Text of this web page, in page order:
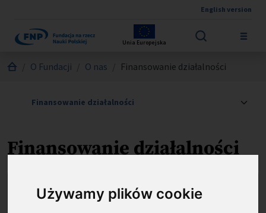
Używamy plików cookie
English version
Unia Europejska
Jesteś tutaj:
O Fundacji O nas Finansowanie działalności
Finansowanie działalności
Środki własne